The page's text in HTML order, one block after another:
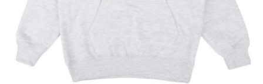
Créez quelque chose d’unique en quelques étapes – avec
son prénom, votre photo ou un message qui touche le cœur.
Sans complications, juste tout l’amour pour le moment idéal.